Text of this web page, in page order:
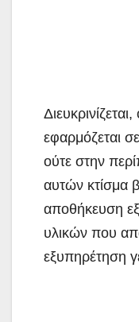
εφαρμόζεται
ούτε στην
αυτών κτίσμα
αποθήκευση
υλικών που
εξυπηρέτηση